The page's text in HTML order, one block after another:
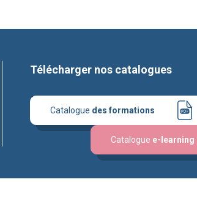
Télécharger nos catalogues
Catalogue des formations
Catalogue e-learning